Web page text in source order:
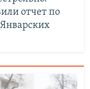
отчет по